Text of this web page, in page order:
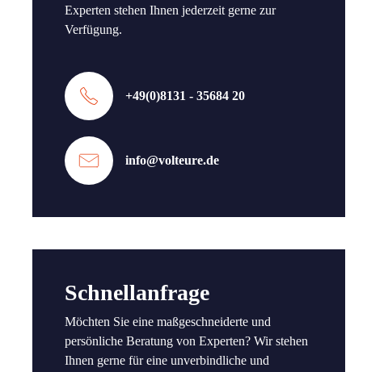
Experten stehen Ihnen jederzeit gerne zur
Verfügung.
+49(0)8131 - 35684 20
info@volteure.de
Schnellanfrage
Möchten Sie eine maßgeschneiderte und
persönliche Beratung von Experten? Wir stehen
Ihnen gerne für eine unverbindliche und